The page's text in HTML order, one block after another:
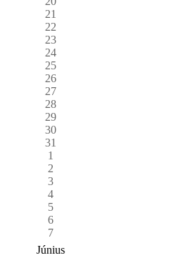
21
22
23
24
25
26
27
28
29
30
31
1
2
3
4
5
6
7
Június